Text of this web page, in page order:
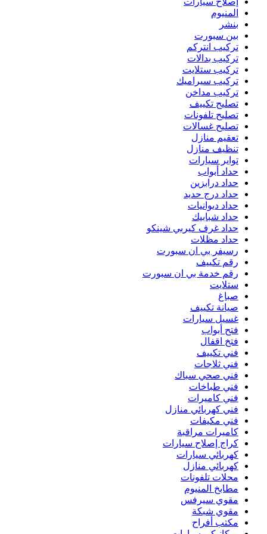
المنيوم
بنشر
بين سبورت
تركيب انتركم
تركيب بدالات
تركيب ستلايت
تركيب سيراميك
تركيب مداخن
تصليح تكييف
تصليح تلفونات
تصليح غسالات
تعقيم منازل
تنظيف منازل
تواير سيارات
حداد أبواب
حداد درابزين
حداد درج حديد
حداد ديوانيات
حداد شبابيك
حداد غرف كيربي شينكو
حداد مظلات
رسيفر بي ان سبورت
رقم تكييف
رقم خدمة بي ان سبورت
ستلايت
صباغ
صيانة تكييف
غسيل سيارات
فتح أبواب
فتخ اقفال
فني تكييف
فني ثلاجات
فني صحي سباك
فني طباخات
فني كاميرات
فني كهربائي منازل
فني مكيفات
كاميرات مراقبة
كراج إصلاح سيارات
كهربائي سيارات
كهربائي منازل
محلات تلفونات
مطابخ المنيوم
مقوي سيرفس
مقوي شبكة
مكتب أفراح